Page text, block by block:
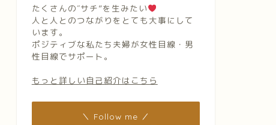
たくさんの″サチ”を生みたい
人と人とのつながりをとても大事にして
います。
ポジティブな私たち夫婦が女性目線・男
性目線でサポート。
もっと詳しい自己紹介はこちら
＼ Follow me ／